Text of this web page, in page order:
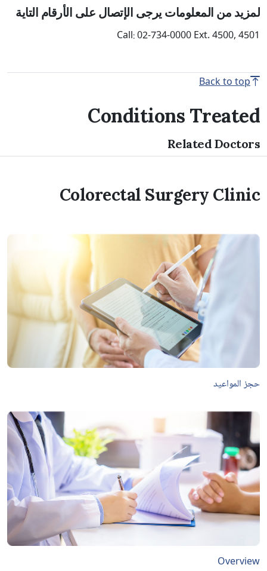
لمزيد من المعلومات يرجى الإتصال على الأرقام التاية
Call: 02-734-0000 Ext. 4500, 4501
Back to top
Conditions Treated
Related Doctors
Colorectal Surgery Clinic
حجز المواعيد
Overview